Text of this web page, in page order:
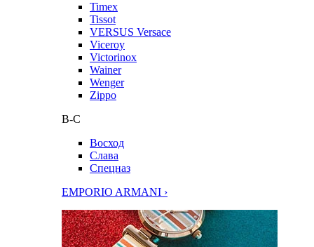
Timex
Tissot
VERSUS Versace
Viceroy
Victorinox
Wainer
Wenger
Zippo
В-С
Восход
Слава
Спецназ
EMPORIO ARMANI ›